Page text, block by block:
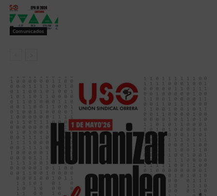
Comunicados